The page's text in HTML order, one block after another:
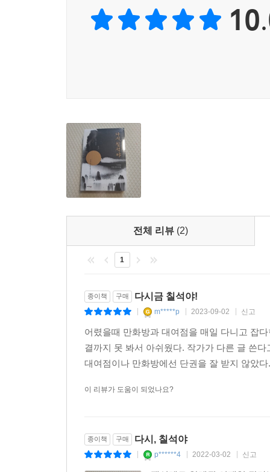
그 사람은 반나절은 갈아 댄 먹물처럼 새카매 보
람을 더욱 새카맣게, 더욱 커다랗게 보이도록 만
“뭘 물었는데요 ?”
“이런, 아예 듣지도 못한 거냐 ?”
그 사람은 더욱 세차게 머리를 긁더니 내게 얼굴을
“지금 꼬맹이 네가 눈을 치우려고 나온 게 맞느냐고
나는 이마 바로 위에 떠 있는 투박한 얼굴을 향해
전체 리뷰 (2)
1
종이책 구매 다시금 칠석야!
m*****p 2023-09-02 신고
어렸을때 만화방과 대여점을 매일 다니고 잡
결까지 못 봐서 아쉬웠다. 작가가 다른 글 쓴
대여점이나 만화방에선 단권을 잘 받지 않았
이 리뷰가 도움이 되었나요?
종이책 구매 다시, 칠석야
p******4 2022-03-02 신고